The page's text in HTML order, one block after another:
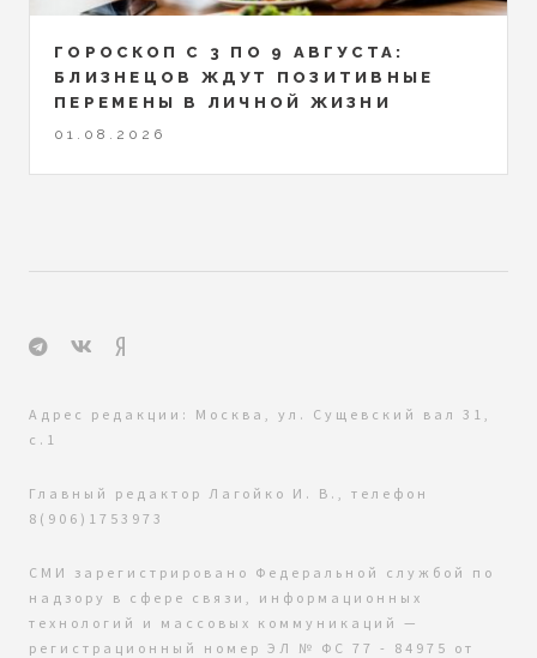
ГОРОСКОП С 3 ПО 9 АВГУСТА:
БЛИЗНЕЦОВ ЖДУТ ПОЗИТИВНЫЕ
ПЕРЕМЕНЫ В ЛИЧНОЙ ЖИЗНИ
01.08.2026
Адрес редакции: Москва, ул. Сущевский вал 31,
с.1
Главный редактор Лагойко И. В., телефон
8(906)1753973
СМИ зарегистрировано Федеральной службой по
надзору в сфере связи, информационных
технологий и массовых коммуникаций —
регистрационный номер ЭЛ № ФС 77 - 84975 от